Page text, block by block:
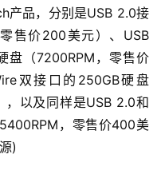
产品，分别是USB 2.0接
售价200美元）、USB
盘（7200RPM，零售价
双接口的250GB硬盘
，以及同样是USB 2.0和
，零售价400美
)